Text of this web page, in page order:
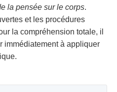
la pensée sur le corps.
et les procédures
la compréhension totale, il
immédiatement à appliquer